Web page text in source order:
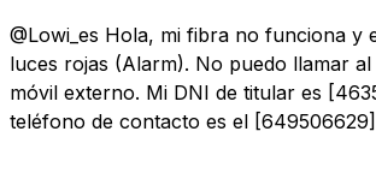
@Lowi_es Hola, mi fibra no funciona y
luces rojas (Alarm). No puedo llamar al
móvil externo. Mi DNI de titular es
teléfono de contacto es el